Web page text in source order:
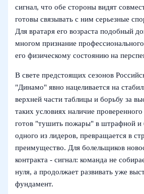
сигнал, что обе стороны видят
готовы связывать с ним серьезные
Для вратаря его возраста подобный
многом признание
его физическому состоянию на
В свете предстоящих сезонов
"Динамо" явно нацеливается на
верхней части таблицы и борьбу за
таких условиях наличие
готов "тушить пожары" в штрафной и
одного из лидеров, превращается в
преимущество. Для болельщиков
контракта - сигнал: команда не
нуля, а продолжает развивать уже
фундамент.